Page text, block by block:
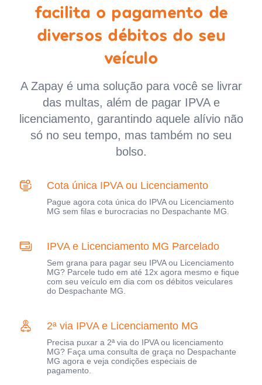
facilita o pagamento de
diversos débitos do seu
veículo
A Zapay é uma solução para você se livrar
das multas, além de pagar IPVA e
licenciamento, garantindo aquele alívio não
só no seu tempo, mas também no seu
bolso.
Cota única IPVA ou Licenciamento
Pague agora cota única do IPVA ou Licenciamento
MG sem filas e burocracias no Despachante MG.
IPVA e Licenciamento MG Parcelado
Sem grana para pagar seu IPVA ou Licenciamento
MG? Parcele tudo em até 12x agora mesmo e fique
com seu veículo em dia com os débitos veiculares
do Despachante MG.
2ª via IPVA e Licenciamento MG
Precisa puxar a 2ª via do IPVA ou licenciamento
MG? Faça uma consulta de graça no Despachante
MG agora e veja condições especiais de
pagamento.